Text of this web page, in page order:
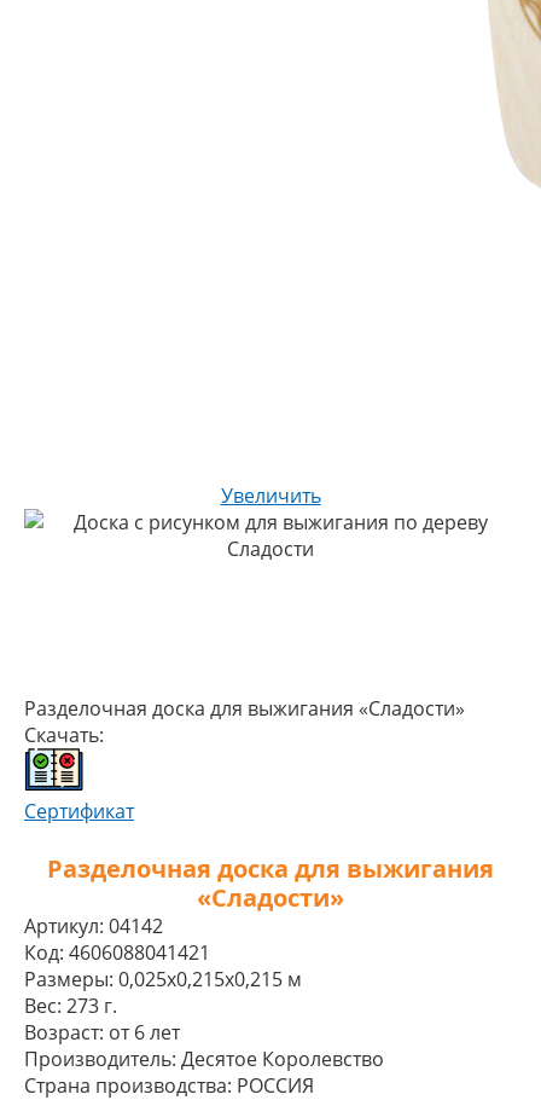
Увеличить
Разделочная доска для выжигания «Сладости»
Скачать:
Сертификат
Разделочная доска для выжигания
«Сладости»
Артикул: 04142
Код: 4606088041421
Размеры: 0,025x0,215x0,215 м
Вес: 273 г.
Возраст: от 6 лет
Производитель: Десятое Королевство
Страна производства: РОССИЯ